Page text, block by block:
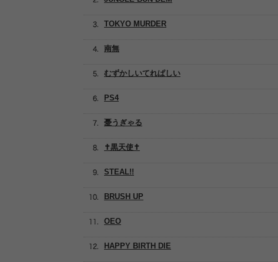
BRUSH UP
南無
TOKYO MURDER
むずかしいてれぱしい
✝︎黒天使✝︎
憂うぎゃる
PS4
STEAL!!
OEO
HAPPY BIRTH DIE